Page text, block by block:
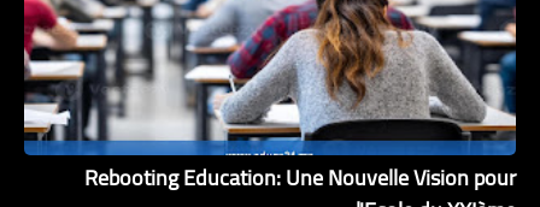
Rebooting Education: Une Nouvelle Vision pour